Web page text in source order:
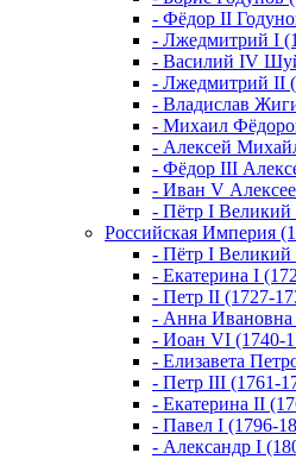
- Фёдор II
- Лжедмитрий I
- Василий IV
- Лжедмитрий II
- Владислав
- Михаил
- Алексей
- Фёдор III
- Иван V
- Пётр I Великий
Российская Империя
- Пётр I Великий
- Екатерина I
- Петр II (1727-
- Анна Ивановна
- Иоан VI (1740-
- Елизавета
- Петр III (1761-
- Екатерина II
- Павел I (1796-
- Александр I